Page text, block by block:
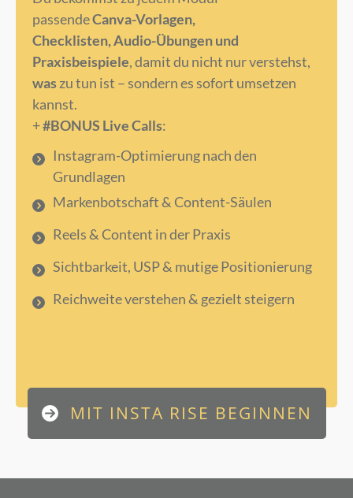
passendeCanva-Vorlagen,
Checklisten,Audio-Übungen und
Praxisbeispiele, damit du nicht nur verstehst,
waszu tun ist – sondern es sofort umsetzen
kannst.
+#BONUS Live Calls:
Instagram-Optimierung nach den
Grundlagen
Markenbotschaft & Content-Säulen
Reels & Content in der Praxis
Sichtbarkeit, USP & mutige Positionierung
Reichweite verstehen & gezielt steigern
MIT INSTA RISE BEGINNEN